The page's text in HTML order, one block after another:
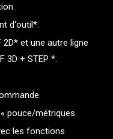
d‘outil*.
2D* et une autre ligne
3D + STEP *.
pouce/métriques.
les fonctions